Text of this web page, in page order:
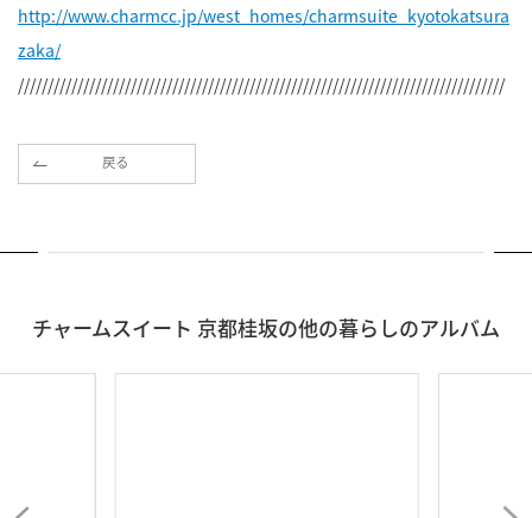
http://www.charmcc.jp/west_homes/charmsuite_kyotokatsura
zaka/
//////////////////////////////////////////////////////////////////////////////////
戻る
チャームスイート 京都桂坂の他の暮らしのアルバム